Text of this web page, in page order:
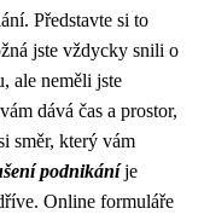
Představte si to
jste vždycky snili o
ale neměli jste
dává čas a prostor,
směr, který vám
podnikáníje
Online formuláře